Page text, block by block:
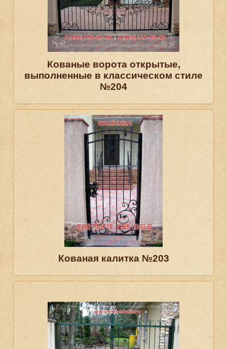
Кованые ворота открытые,
выполненные в классическом стиле
№204
Кованая калитка №203